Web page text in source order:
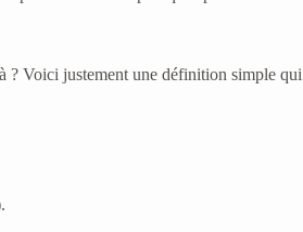
? Voici justement une définition simple